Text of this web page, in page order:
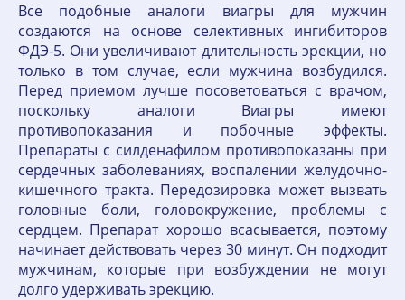
Все подобные аналоги виагры для мужчин
создаются на основе селективных ингибиторов
ФДЭ-5. Они увеличивают длительность эрекции, но
только в том случае, если мужчина возбудился.
Перед приемом лучше посоветоваться с врачом,
поскольку аналоги Виагры имеют
противопоказания и побочные эффекты.
Препараты с силденафилом противопоказаны при
сердечных заболеваниях, воспалении желудочно-
кишечного тракта. Передозировка может вызвать
головные боли, головокружение, проблемы с
сердцем. Препарат хорошо всасывается, поэтому
начинает действовать через 30 минут. Он подходит
мужчинам, которые при возбуждении не могут
долго удерживать эрекцию.